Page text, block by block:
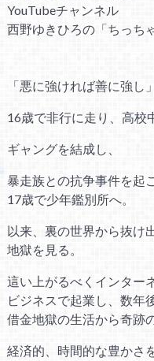
YouTubeチャンネル
西野ゆきひろの「ちっち
「悪に強ければ善に強し
16歳で非行に走り、高校
ギャングを結成し、
暴走族との抗争事件を起
17歳で少年鑑別所へ。
以来、裏の世界から抜け
地獄を見る。
這い上がるべくインター
ビジネスで起業し、数年
借金地獄の生活から奇跡
経済的、時間的な豊かさ